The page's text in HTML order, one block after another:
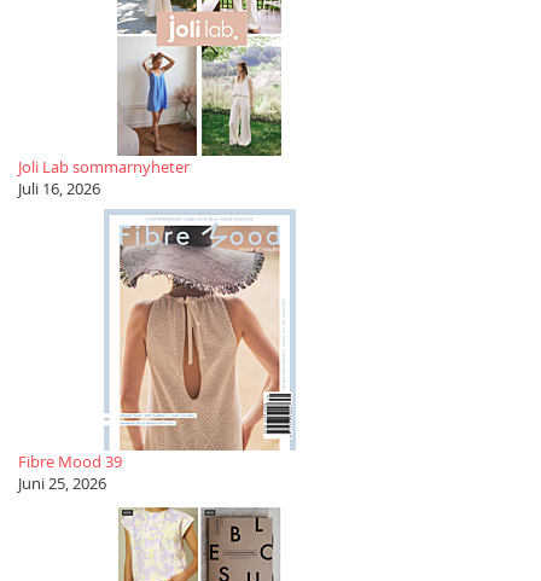
Joli Lab sommarnyheter
Juli 16, 2026
Fibre Mood 39
Juni 25, 2026